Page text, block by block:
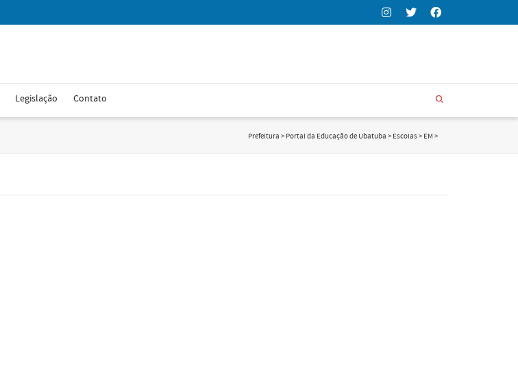
Legislação Contato
Prefeitura > Portal da Educação de Ubatuba > Escolas> EM >